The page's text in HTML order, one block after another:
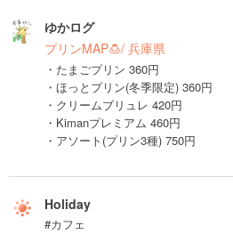
ゆかログ
プリンMAP🍮/ 兵庫県
・たまごプリン 360円
・ほっとプリン(冬季限定) 360円
・クリームブリュレ 420円
・Kimanプレミアム 460円
・アソート(プリン3種) 750円
Holiday
#カフェ